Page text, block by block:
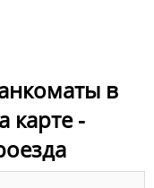
в
карте -